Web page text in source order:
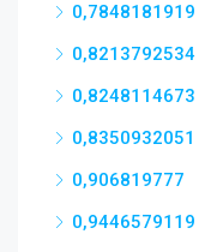
0,7848181919
0,8213792534
0,8248114673
0,8350932051
0,906819777
0,9446579119